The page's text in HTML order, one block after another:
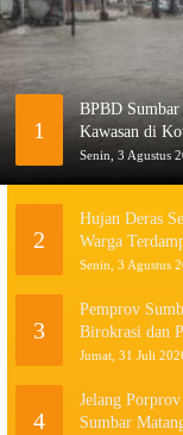
1
BPBD Sumbar
Kawasan di
Senin, 3 Agustus
2
Hujan Deras
Warga
Senin, 3 Agustus
3
Pemprov
Birokrasi dan
Jumat, 31 Juli
4
Jelang
Sumbar